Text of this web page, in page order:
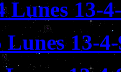
Lunes 13-
Lunes 13-